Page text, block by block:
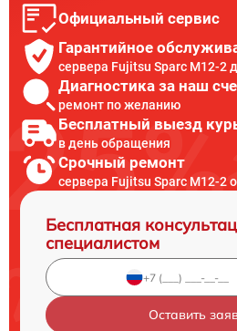
Официальный сервис
Гарантийное
сервера Fujitsu Sparc M12-2
Диагностика за наш
ремонт по желанию
Бесплатный выезд
в день обращения
Срочный ремонт
сервера Fujitsu Sparc M12-2
Бесплатная
специалистом
Оставить